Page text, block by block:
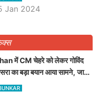
Jan 2024
में CM चेहरे को लेकर गोविंद
का बड़ा बयान आया सामने, जानें